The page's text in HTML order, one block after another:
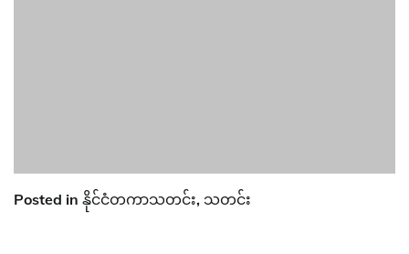
Posted in နိုင်ငံတကာသတင်း, သတင်း